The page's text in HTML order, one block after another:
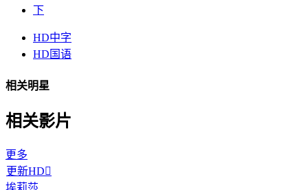
下
HD中字
HD国语
相关明星
相关影片
更多
更新HD
埃莉莎